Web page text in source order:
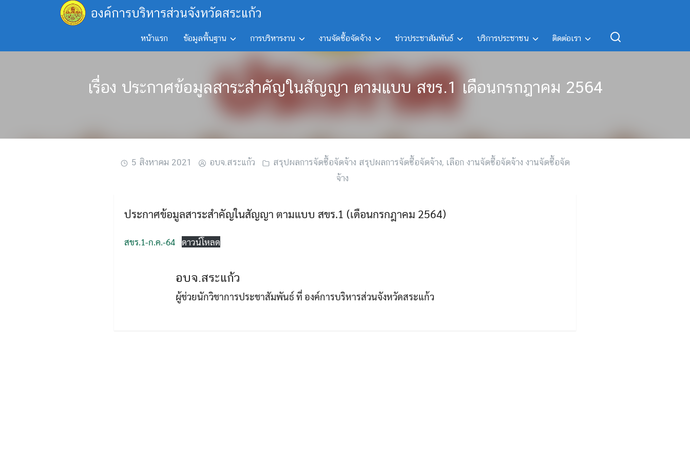
องค์การบริหารส่วนจังหวัดสระแก้ว
หน้าแรก ข้อมูลพื้นฐาน การบริหารงาน งานจัดซื้อจัดจ้าง ข่าวประชาสัมพันธ์ บริการประชาชน ติดต่อเรา
เรื่อง ประกาศข้อมูลสาระสำคัญในสัญญา ตามแบบ สขร.1 เดือนกรกฎาคม 2564
5 สิงหาคม 2021 อบจ.สระแก้ว สรุปผลการจัดซื้อจัดจ้าง สรุปผลการจัดซื้อจัดจ้าง, เลือก งานจัดซื้อจัดจ้าง งานจัดซื้อจัด
จ้าง
ประกาศข้อมูลสาระสำคัญในสัญญา ตามแบบ สขร.1 (เดือนกรกฎาคม 2564)
สขร.1-ก.ค.-64 ดาวน์โหลด
อบจ.สระแก้ว
ผู้ช่วยนักวิชาการประชาสัมพันธ์ ที่ องค์การบริหารส่วนจังหวัดสระแก้ว